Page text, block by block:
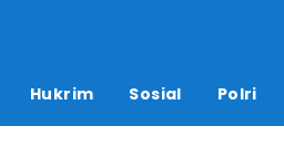
Hukrim Sosial Polri